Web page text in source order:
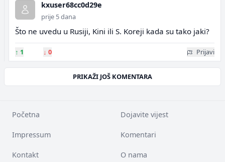
kxuser68cc0d29e
prije 5 dana
Što ne uvedu u Rusiji, Kini ili S. Koreji kada su tako jaki?
↑ 1 ↓ 0 Prijavi
PRIKAŽI JOŠ KOMENTARA
Početna Dojavite vijest
Impressum Komentari
Kontakt O nama